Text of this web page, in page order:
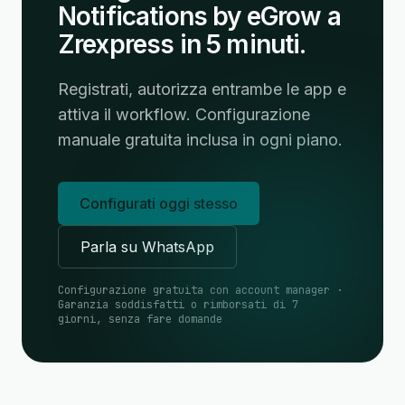
Notifications by eGrow a
Zrexpress in 5 minuti.
Registrati, autorizza entrambe le app e
attiva il workflow. Configurazione
manuale gratuita inclusa in ogni piano.
Configurati oggi stesso
Parla su WhatsApp
Configurazione gratuita con account manager ·
Garanzia soddisfatti o rimborsati di 7
giorni, senza fare domande